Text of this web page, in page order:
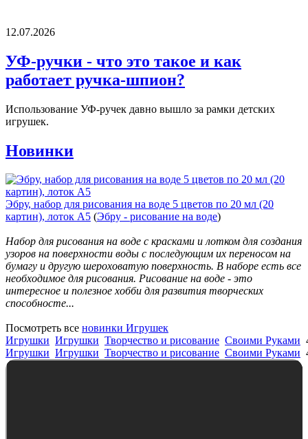
12.07.2026
УФ-ручки - что это такое и как
работает ручка-шпион?
Использование УФ-ручек давно вышло за рамки детских
игрушек.
Новинки
Эбру, набор для рисования на воде 5 цветов по 20 мл (20
картин), лоток А5 (Эбру - рисование на воде)
Набор для рисования на воде с красками и лотком для создания
узоров на поверхности воды с последующим их переносом на
бумагу и другую шероховатую поверхность. В наборе есть все
необходимое для рисования. Рисование на воде - это
интересное и полезное хобби для развития творческих
способносте...
Посмотреть все новинки Игрушек
Игрушки Игрушки Творчество и рисование Своими Руками
Игрушки Игрушки Творчество и рисование Своими Руками